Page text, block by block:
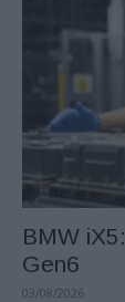
BMW
Gen6
03/08/2026